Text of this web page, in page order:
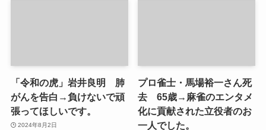
「令和の虎」岩井良明 肺
がんを告白→負けないで頑
張ってほしいです。
2024年8月2日
プロ雀士・馬場裕一さん死
去 65歳→麻雀のエンタメ
化に貢献された立役者のお
一人でした。